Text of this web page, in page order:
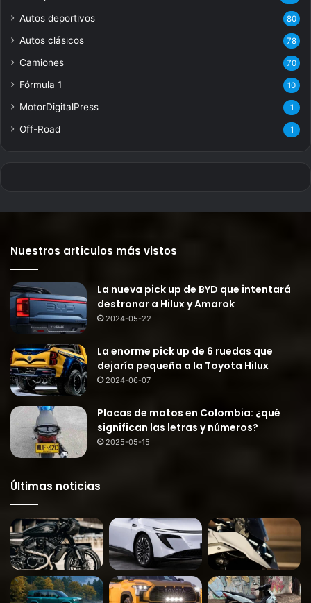
Autos deportivos 80
Autos clásicos 78
Camiones 70
Fórmula 1 10
MotorDigitalPress 1
Off-Road 1
Nuestros artículos más vistos
La nueva pick up de BYD que intentará
destronar a Hilux y Amarok
2024-05-22
La enorme pick up de 6 ruedas que
dejaría pequeña a la Toyota Hilux
2024-06-07
Placas de motos en Colombia: ¿qué
significan las letras y números?
2025-05-15
Últimas noticias